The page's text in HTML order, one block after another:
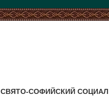
СВЯТО-СОФИЙСКИЙ